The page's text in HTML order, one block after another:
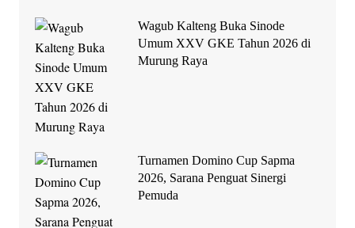
Wagub Kalteng Buka Sinode
Umum XXV GKE Tahun 2026 di
Murung Raya
Turnamen Domino Cup Sapma
2026, Sarana Penguat Sinergi
Pemuda